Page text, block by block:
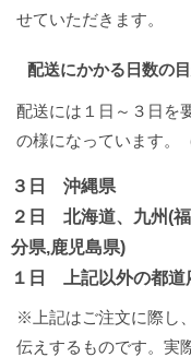
せていただきます。
配送にかかる日数の
配送には１日～３日を
の様になっています。
３日 沖縄県
２日 北海道、九州(
分県,鹿児島県)
１日 上記以外の都道
※上記はご注文に際し
伝えするものです。実